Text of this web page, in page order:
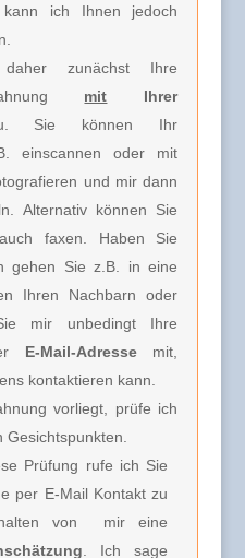
ich Ihnen jedoch
zunächst Ihre
mit Ihrer
Sie können Ihr
einscannen oder mit
und mir dann
Alternativ können Sie
faxen. Haben Sie
gehen Sie z.B. in eine
Ihren Nachbarn oder
mir unbedingt Ihre
E-Mail-Adressemit,
kontaktieren kann.
vorliegt, prüfe ich
Prüfung rufe ich Sie
per E-Mail Kontakt zu
von
mir eine
. Ich sage